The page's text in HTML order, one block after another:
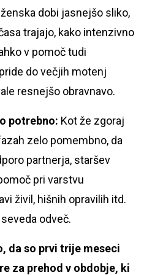
dobi jasnejšo sliko,
trajajo, kako intenzivno
v pomoč tudi
do večjih motenj
resnejšo obravnavo.
potrebno: Kot že zgoraj
zelo pomembno, da
partnerja, staršev
pri varstvu
živil, hišnih opravilih itd.
odveč.
da so prvi trije meseci
za prehod v obdobje, ki